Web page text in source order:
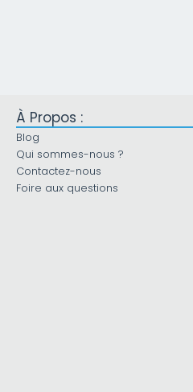
À Propos :
Blog
Qui sommes-nous ?
Contactez-nous
Foire aux questions